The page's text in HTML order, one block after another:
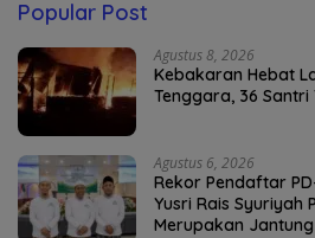
Popular Post
Agustus 8, 2026
Kebakaran Hebat
Tenggara, 36
Agustus 6, 2026
Rekor Pendaftar
Yusri Rais Syuriyah
Merupakan Jantung